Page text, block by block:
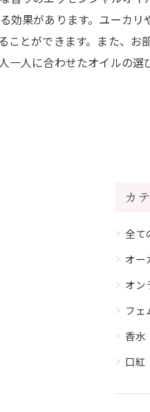
効果があります。ユーカ
とができます。また、お
人に合わせたオイルの
カ
全て
オー
オン
フェ
香水
口紅